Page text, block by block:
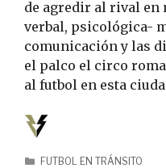
de agredir al rival en
verbal, psicológica-
comunicación y las
el palco el circo
al futbol en esta
FUTBOL EN TRÁNSITO